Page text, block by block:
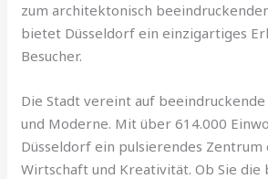
zum architektonisch
bietet Düsseldorf ein einzigartiges
Besucher.
Die Stadt vereint auf
und Moderne. Mit über 614.000
Düsseldorf ein pulsierendes Zentrum
Wirtschaft und Kreativität. Ob Sie die